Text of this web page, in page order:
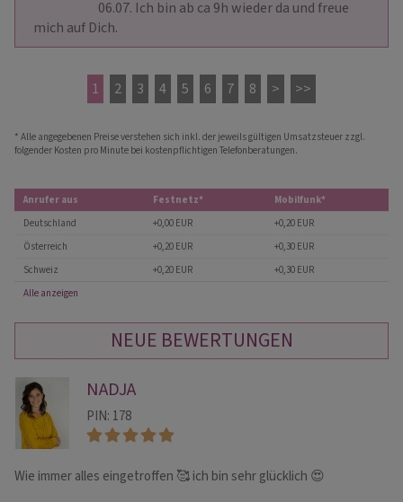
NEUE BEWERTUNGEN
NADJA
PIN: 178
Wie immer alles eingetroffen 🥰 ich bin sehr glücklich 😍
mich auf Dich.
1 2 3 4 5 6 7 8 > >>
* Alle angegebenen Preise verstehen sich inkl. der jeweils gültigen Umsatzsteuer zzgl.
folgender Kosten pro Minute bei kostenpflichtigen Telefonberatungen.
Anrufer aus Festnetz*
Mobilfunk*
Deutschland
+0,00 EUR
+0,20 EUR
Österreich
+0,20 EUR
+0,30 EUR
Schweiz
+0,20 EUR
+0,30 EUR
Alle anzeigen